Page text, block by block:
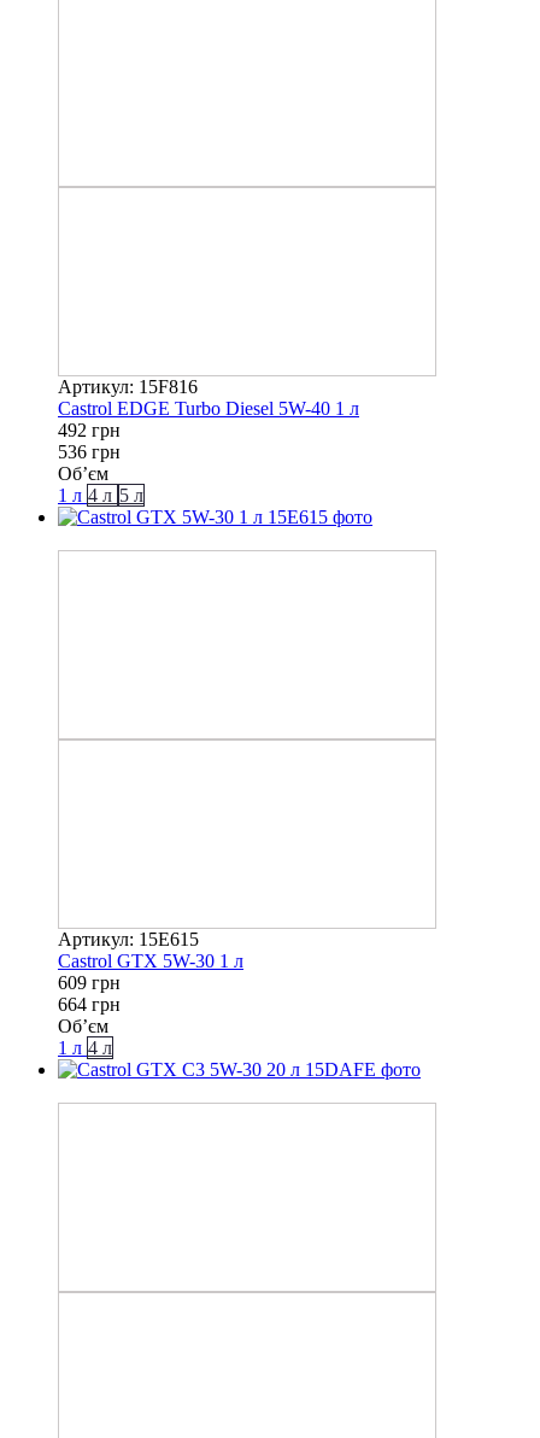
Артикул: 15F816
Castrol EDGE Turbo Diesel 5W-40 1 л
492 грн
536 грн
Об’єм
1 л 4 л 5 л
Артикул: 15E615
Castrol GTX 5W-30 1 л
609 грн
664 грн
Об’єм
1 л 4 л